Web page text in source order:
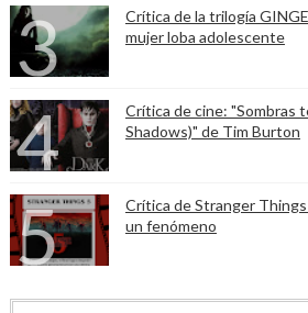
Crítica de la trilogía
mujer loba adolescente
Crítica de cine: "Sombras
Shadows)" de Tim Burton
Crítica de Stranger
un fenómeno